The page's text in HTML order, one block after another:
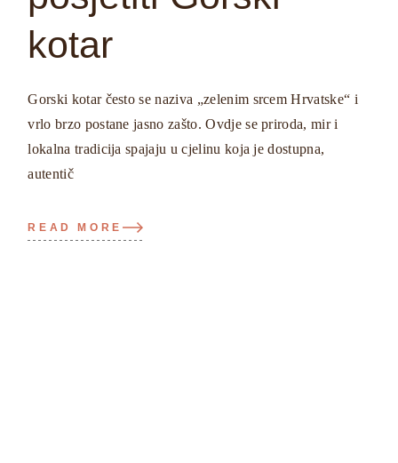
kotar
Gorski kotar često se naziva „zelenim srcem Hrvatske“ i
vrlo brzo postane jasno zašto. Ovdje se priroda, mir i
lokalna tradicija spajaju u cjelinu koja je dostupna,
autentič
READ MORE